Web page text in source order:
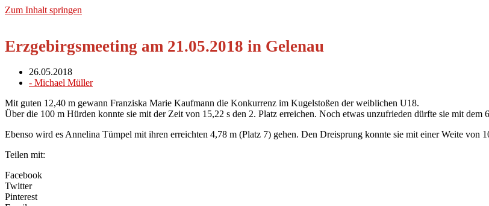
Zum Inhalt springen
Erzgebirgsmeeting am 21.05.2018 in Gelenau
26.05.2018
- Michael Müller
Mit guten 12,40 m gewann Franziska Marie Kaufmann die Konkurrenz im Kugelstoßen der weiblichen U18.
Über die 100 m Hürden konnte sie mit der Zeit von 15,22 s den 2. Platz erreichen. Noch etwas unzufrieden dürfte sie mit dem
Ebenso wird es Annelina Tümpel mit ihren erreichten 4,78 m (Platz 7) gehen. Den Dreisprung konnte sie mit einer Weite von
Teilen mit:
Facebook
Twitter
Pinterest